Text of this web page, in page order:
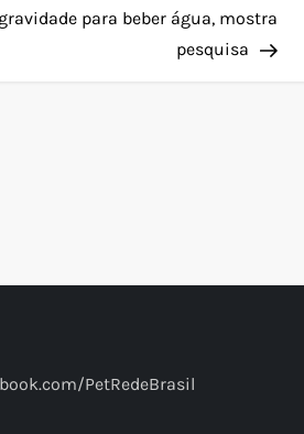
Post
para beber água, mostra
pesquisa
PetRedeBrasil